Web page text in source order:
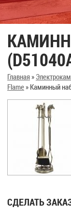
Главная»
Flame» Каминный
СДЕЛАТЬ